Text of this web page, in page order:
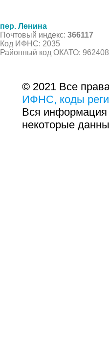
пер. Ленина
Почтовый индекс: 366117
Код ИФНС: 2035
Районный код ОКАТО:
© 2021 Все
ИФНС, коды
Вся информация
некоторые